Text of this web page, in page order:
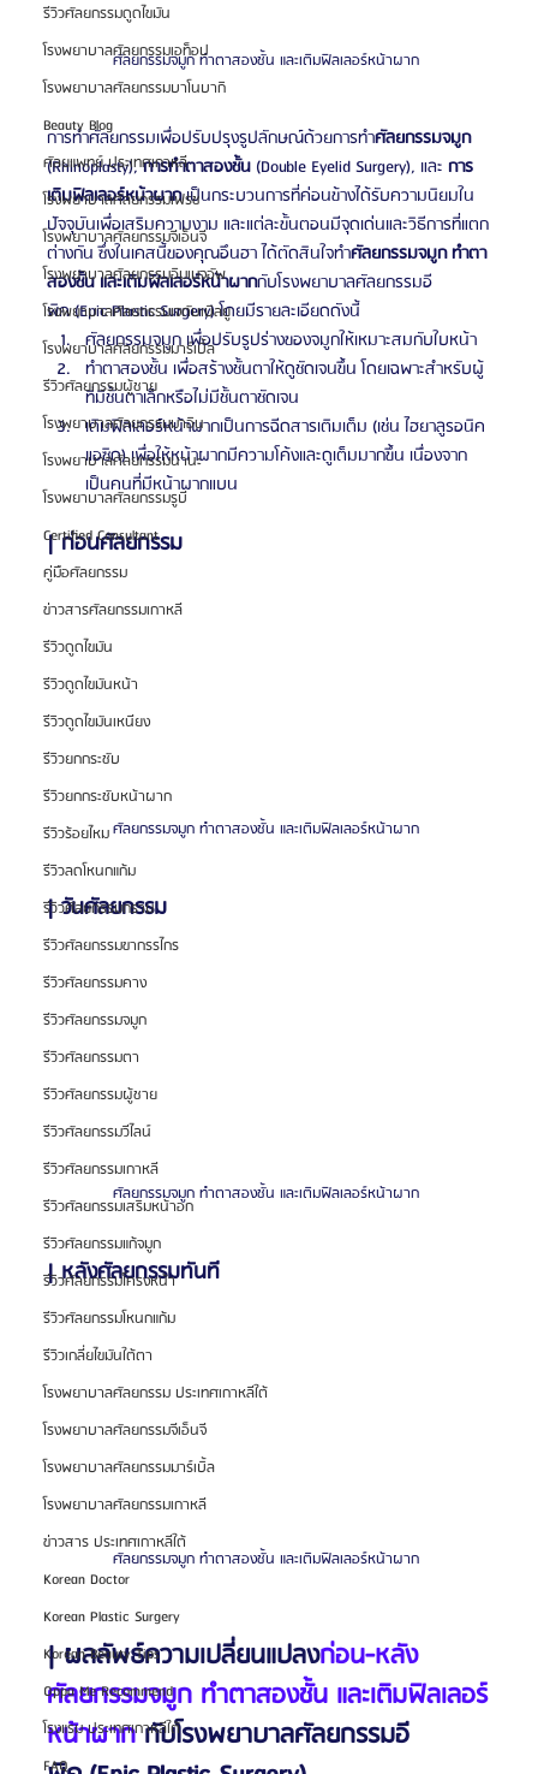
รีวิวศัลยกรรมดูดไขมัน
โรงพยาบาลศัลยกรรมเอท็อป
โรงพยาบาลศัลยกรรมบาโนบากิ
Beauty Blog
ศัลยแพทย์ ประเทศเกาหลี
โรงพยาบาลศัลยกรรมเฟรช
โรงพยาบาลศัลยกรรมจีเอ็นจี
โรงพยาบาลศัลยกรรมอิมเมจอัพ
โรงพยาบาลศัลยกรรมเจดับเบิลยู
โรงพยาบาลศัลยกรรมมาร์เบิ้ล
รีวิวศัลยกรรมผู้ชาย
โรงพยาบาลศัลยกรรมมาอิน
โรงพยาบาลศัลยกรรมนานะ
โรงพยาบาลศัลยกรรมรูบี
Certified Consultant
คู่มือศัลยกรรม
ข่าวสารศัลยกรรมเกาหลี
รีวิวดูดไขมัน
รีวิวดูดไขมันหน้า
รีวิวดูดไขมันเหนียง
รีวิวยกกระชับ
รีวิวยกกระชับหน้าผาก
รีวิวร้อยไหม
รีวิวลดโหนกแก้ม
รีวิวศัลยกรรมกราม
รีวิวศัลยกรรมขากรรไกร
รีวิวศัลยกรรมคาง
รีวิวศัลยกรรมจมูก
รีวิวศัลยกรรมตา
รีวิวศัลยกรรมผู้ชาย
รีวิวศัลยกรรมวีไลน์
รีวิวศัลยกรรมเกาหลี
รีวิวศัลยกรรมเสริมหน้าอก
รีวิวศัลยกรรมแก้จมูก
รีวิวศัลยกรรมโครงหน้า
รีวิวศัลยกรรมโหนกแก้ม
รีวิวเกลี่ยไขมันใต้ตา
โรงพยาบาลศัลยกรรม ประเทศเกาหลีใต้
โรงพยาบาลศัลยกรรมจีเอ็นจี
โรงพยาบาลศัลยกรรมมาร์เบิ้ล
โรงพยาบาลศัลยกรรมเกาหลี
ข่าวสาร ประเทศเกาหลีใต้
Korean Doctor
Korean Plastic Surgery
Korean Beauty Tips
Oppa Me Recommend
โรงแรม ประเทศเกาหลีใต้
FAQ
ศัลยกรรมจมูก ทำตาสองชั้น และเติมฟิลเลอร์หน้าผาก
การทำศัลยกรรมเพื่อปรับปรุงรูปลักษณ์ด้วยการทำศัลยกรรมจมูก
(Rhinoplasty), การทำตาสองชั้น (Double Eyelid Surgery), และ การ
เติมฟิลเลอร์หน้าผาก เป็นกระบวนการที่ค่อนข้างได้รับความนิยมใน
ปัจจุบันเพื่อเสริมความงาม และแต่ละขั้นตอนมีจุดเด่นและวิธีการที่แตก
ต่างกัน ซึ่งในเคสนี้ของคุณอึนฮา ได้ตัดสินใจทำศัลยกรรมจมูก ทำตา
สองชั้น และเติมฟิลเลอร์หน้าผากกับโรงพยาบาลศัลยกรรมอี
พิค (Epic Plastic Surgery) โดยมีรายละเอียดดังนี้
ศัลยกรรมจมูก เพื่อปรับรูปร่างของจมูกให้เหมาะสมกับใบหน้า
ทำตาสองชั้น เพื่อสร้างชั้นตาให้ดูชัดเจนขึ้น โดยเฉพาะสำหรับผู้
ที่มีชั้นตาเล็กหรือไม่มีชั้นตาชัดเจน
เติมฟิลเลอร์หน้าผากเป็นการฉีดสารเติมเต็ม (เช่น ไฮยาลูรอนิค
แอซิด) เพื่อให้หน้าผากมีความโค้งและดูเต็มมากขึ้น เนื่องจาก
เป็นคนที่มีหน้าผากแบน
| ก่อนศัลยกรรม
ศัลยกรรมจมูก ทำตาสองชั้น และเติมฟิลเลอร์หน้าผาก
| วันศัลยกรรม
ศัลยกรรมจมูก ทำตาสองชั้น และเติมฟิลเลอร์หน้าผาก
| หลังศัลยกรรมทันที
ศัลยกรรมจมูก ทำตาสองชั้น และเติมฟิลเลอร์หน้าผาก
| ผลลัพธ์ความเปลี่ยนแปลงก่อน-หลัง
ศัลยกรรมจมูก ทำตาสองชั้น และเติมฟิลเลอร์
หน้าผาก กับโรงพยาบาลศัลยกรรมอี